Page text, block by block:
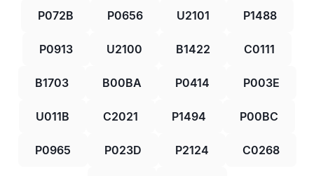
P072B P0656 U2101 P1488
P0913 U2100 B1422 C0111
B1703 B00BA P0414 P003E
U011B C2021 P1494 P00BC
P0965 P023D P2124 C0268